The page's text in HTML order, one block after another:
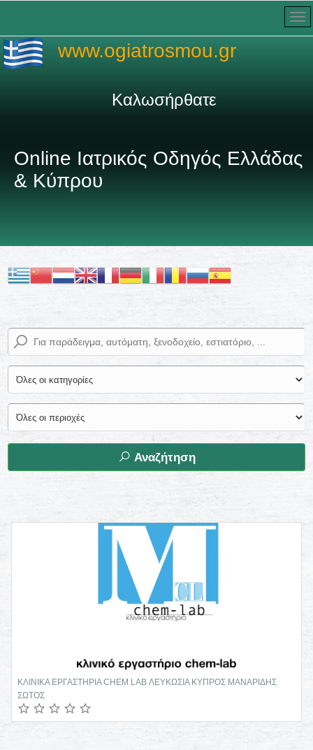
Online Ιατρικός Οδηγός Ελλάδας
& Κύπρου
www.ogiatrosmou.gr
Καλωσήρθατε στον
Αναζήτηση
ΚΛΙΝΙΚΑ ΕΡΓΑΣΤΗΡΙΑ CHEM LAB ΛΕΥΚΩΣΙΑ ΚΥΠΡΟΣ ΜΑΝΑΡΙΔΗΣ
ΣΩΤΟΣ